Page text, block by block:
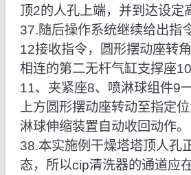
顶2的人孔上端，并到达设定
37.随后操作系统继续给出指
12接收指令，圆形摆动座转
相连的第二无杆气缸支撑座
11、夹紧座8、喷淋球组件9
上方圆形摆动座转动至指定
淋球伸缩装置自动收回动作。
38.本实施例干燥塔塔顶人孔
态，所以cip清洗器的通道应